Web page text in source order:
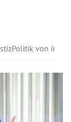
Politik von innen